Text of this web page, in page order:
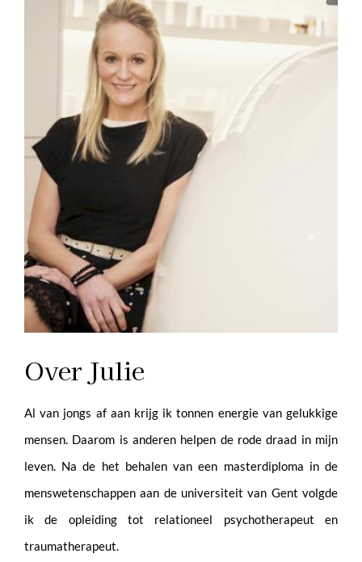
Al van jongs af aan krijg ik tonnen energie van gelukkige
mensen. Daarom is anderen helpen de rode draad in mijn
leven. Na de het behalen van een masterdiploma in de
menswetenschappen aan de universiteit van Gent volgde
ik de opleiding tot relationeel psychotherapeut en
traumatherapeut.
Over Julie